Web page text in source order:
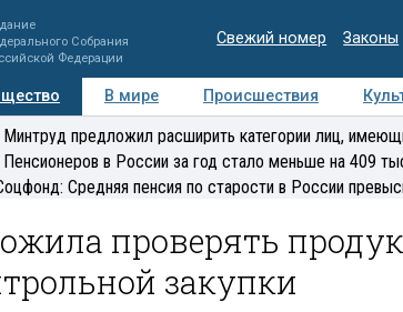
Собрания
Федерации
Свежий номер Законы
В мире Происшествия
Регионы Медиацентр Интервью
Минтруд предложил расширить категории лиц,
Пенсионеров в России за год стало меньше на 409
Средняя пенсия по старости в России
проверять
закупки